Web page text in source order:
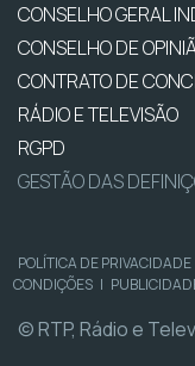
CONSELHO GERAL
CONSELHO DE
CONTRATO DE
RÁDIO E TELEVISÃO
RGPD
GESTÃO DAS
POLÍTICA DE PRIVACIDADE
CONDIÇÕES |
© RTP, Rádio e